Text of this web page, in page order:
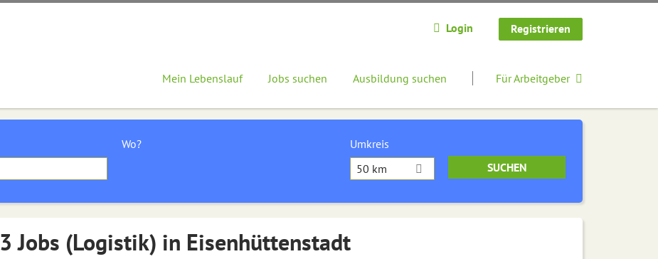
Login Registrieren
Mein Lebenslauf Jobs suchen Ausbildung suchen Für Arbeitgeber
Wo?
Umkreis
50 km
3 Jobs (Logistik) in Eisenhüttenstadt